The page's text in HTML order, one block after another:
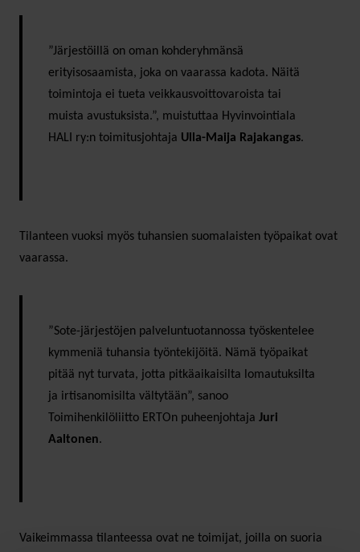
”Järjestöillä on oman kohderyhmänsä
erityisosaamista, joka on vaarassa kadota. Näitä
toimintoja ei tueta veikkausvoittovaroista tai
muista avustuksista.”, muistuttaa Hyvinvointiala
HALI ry:n toimitusjohtaja Ulla-Maija Rajakangas.
Tilanteen vuoksi myös tuhansien suomalaisten työpaikat ovat
vaarassa.
”Sote-järjestöjen palveluntuotannossa työskentelee
kymmeniä tuhansia työntekijöitä. Nämä työpaikat
pitää nyt turvata, jotta pitkäaikaisilta lomautuksilta
ja irtisanomisilta vältytään”, sanoo
Toimihenkilöliitto ERTOn puheenjohtaja Juri
Aaltonen.
Vaikeimmassa tilanteessa ovat ne toimijat, joilla on suoria